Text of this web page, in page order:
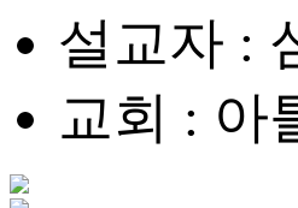
설교자 :
교회 : 아